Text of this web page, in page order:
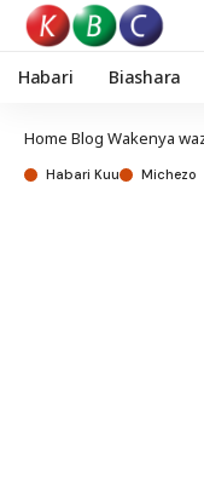
Habari Biashara
Home Blog Wakenya
Habari Kuu Michezo